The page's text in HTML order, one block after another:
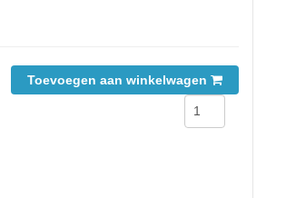
Toevoegen aan winkelwagen